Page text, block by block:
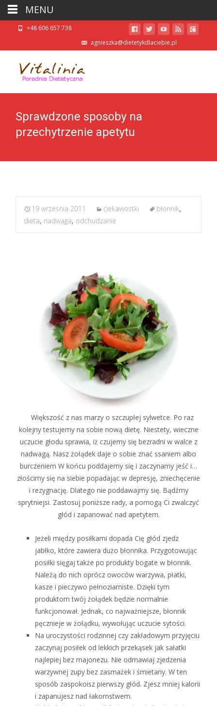
+48 606 657 738
agnieszka@dietetykdlaciebie.pl
Sprawdzone sposoby na
przechytrzenie apetytu
19 września 2011 ciekawostki błonnik,
dieta, nadwaga, odchudzanie
Większość z nas marzy o szczupłej sylwetce. Po raz
kolejny testujemy na sobie nową dietę. Niestety, wieczne
uczucie głodu sprawia, iż czujemy się bezradni w walce z
nadwagą. Nasz żołądek daje o sobie znać ssaniem albo
burczeniem W końcu poddajemy się i zaczynamy jeść i…
złościmy się na siebie popadając w depresję, zniechęcenie
i rezygnację. Dlatego nie poddawajmy się. Bądźmy
sprytniejsi. Zastosuj poniższe rady, a pomogą Ci zwalczyć
głód i zapanować nad apetytem.
Jeżeli między posiłkami dopada Cię głód zjedz
jabłko, które zawiera dużo błonnika. Przygotowując
posiłki sięgaj także po produkty bogate w błonnik.
Należą do nich oprócz owoców warzywa, płatki,
kasze i pieczywo pełnoziarniste. Dzięki tym
produktom twój żołądek będzie normalnie
funkcjonował. Jednak, co najważniejsze, błonnik
pęcznieje w żołądku, wywołując uczucie sytości.
Na uroczystości rodzinnej czy zakładowym przyjęciu
zaczynaj posiłek od lekkich przekąsek jak sałatki
najlepiej bez majonezu. Nie odmawiaj zjedzenia
warzywnej zupy bez zasmażek i śmietany. W ten
sposób zaspokoisz pierwszy głód. Zjesz mniej kalorii
i zapanujesz nad łakomstwem.
MENU